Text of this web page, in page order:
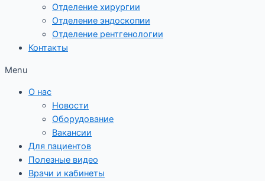
Отделение хирургии
Отделение эндоскопии
Отделение рентгенологии
Контакты
Menu
О нас
Новости
Оборудование
Вакансии
Для пациентов
Полезные видео
Врачи и кабинеты